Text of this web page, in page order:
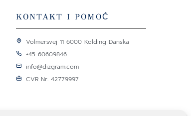
KONTAKT I POMOĆ
Volmersvej 11 6000 Kolding Danska
+45 60609846
info@dizgram.com
CVR Nr. 42779997